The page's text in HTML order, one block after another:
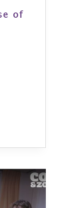
of